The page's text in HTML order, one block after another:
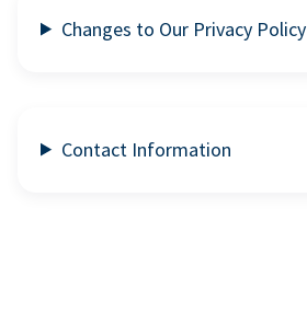
Changes to Our Privacy Policy
Contact Information